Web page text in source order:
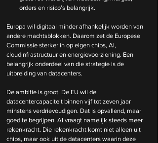
orders en risico’s belangrijk.
Europa wil digitaal minder afhankelijk worden van
andere machtsblokken. Daarom zet de Europese
Commissie sterker in op eigen chips, AI,
cloudinfrastructuur en energievoorziening. Een
belangrijk onderdeel van die strategie is de
uitbreiding van datacenters.
De ambitie is groot. De EU wil de
datacentercapaciteit binnen vijf tot zeven jaar
minstens verdrievoudigen. Dat is opvallend, maar
goed te begrijpen. AI vraagt namelijk steeds meer
rekenkracht. Die rekenkracht komt niet alleen uit
chips, maar ook uit de datacenters waarin deze